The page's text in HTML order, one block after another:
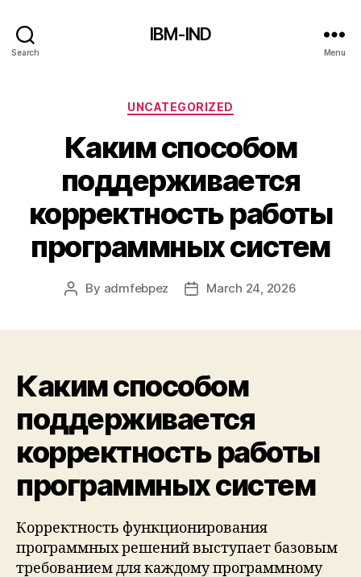
Search
IBM-IND
Menu
Categories
UNCATEGORIZED
Каким способом
поддерживается
корректность работы
программных систем
Post
By admfebpez
PostMarch 24, 2026
Каким способом
поддерживается
корректность работы
программных систем
Корректность функционирования
программных решений выступает базовым
требованием для каждому программному